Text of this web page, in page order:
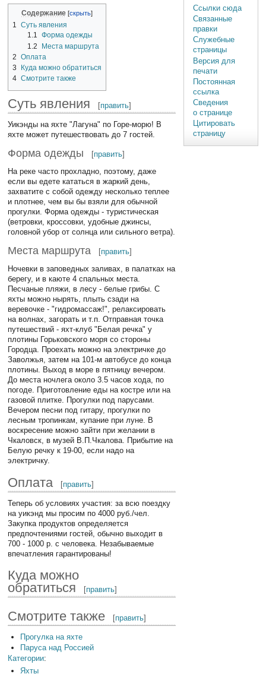
Содержание
1
Суть явления
1.1 Форма одежды
1.2
Места маршрута
2
Оплата
3
Куда можно обратиться
4 Смотрите также
Суть явления [править]
Уикэнды на яхте "Лагуна" по Горе-морю! В
яхте может путешествовать до 7 гостей.
Форма одежды [править]
На реке часто прохладно, поэтому, даже
если вы едете кататься в жаркий день,
захватите с собой одежду несколько теплее
и плотнее, чем вы бы взяли для обычной
прогулки. Форма одежды - туристическая
(ветровки, кроссовки, удобные джинсы,
головной убор от солнца или сильного ветра).
Места маршрута [править]
Ночевки в заповедных заливах, в палатках на
берегу, и в каюте 4 спальных места.
Песчаные пляжи, в лесу - белые грибы. С
яхты можно нырять, плыть сзади на
веревочке - "гидромассаж!", релаксировать
на волнах, загорать и т.п. Отправная точка
путешествий - яхт-клуб "Белая речка" у
плотины Горьковского моря со стороны
Городца. Проехать можно на электричке до
Заволжья, затем на 101-м автобусе до конца
плотины. Выход в море в пятницу вечером.
До места ночлега около 3.5 часов хода, по
погоде. Приготовление еды на костре или на
газовой плитке. Прогулки под парусами.
Вечером песни под гитару, прогулки по
лесным тропинкам, купание при луне. В
воскресение можно зайти при желании в
Чкаловск, в музей В.П.Чкалова. Прибытие на
Белую речку к 19-00, если надо на
электричку.
Оплата [править]
Теперь об условиях участия: за всю поездку
на уикэнд мы просим по 4000 руб./чел.
Закупка продуктов определяется
предпочтениями гостей, обычно выходит в
700 - 1000 р. с человека. Незабываемые
впечатления гарантированы!
Куда можно
обратиться
[править]
Смотрите также [править]
Прогулка на яхте
Паруса над Россией
Категории:
Яхты
Ссылки сюда
Связанные
правки
Служебные
страницы
Версия для
печати
Постоянная
ссылка
Сведения
о странице
Цитировать
страницу